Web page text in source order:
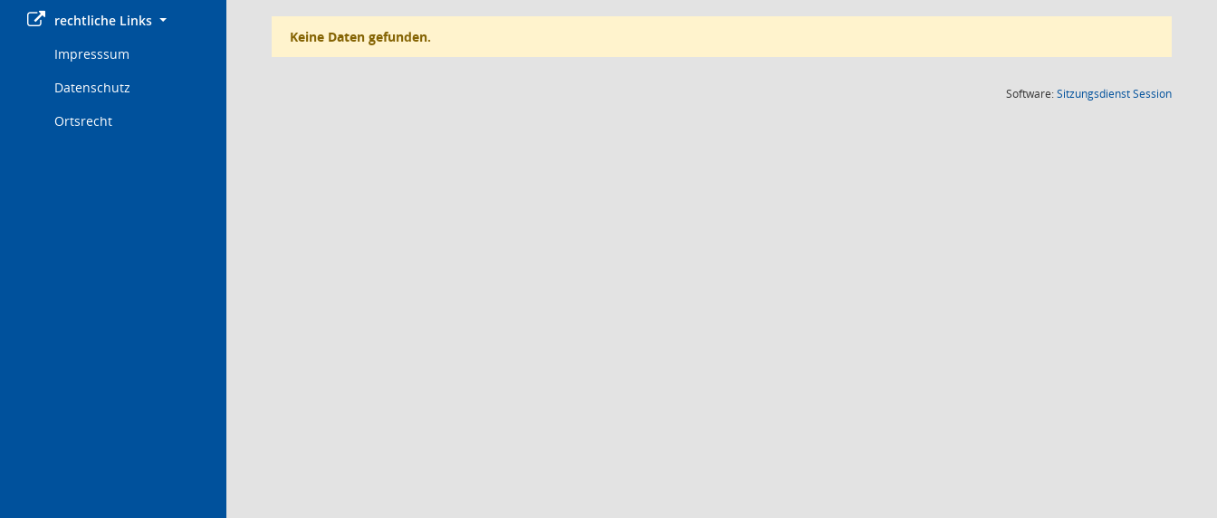
rechtliche Links
Impresssum
Datenschutz
Ortsrecht
Keine Daten gefunden.
Software:SitzungsdienstSession(Wird in